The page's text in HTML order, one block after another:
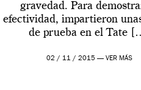
gravedad. Para
efectividad, impartieron
de prueba en el Tate
02 / 11 / 2015 — VER MÁS